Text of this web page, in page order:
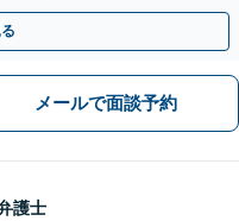
メールで面談予約
護士